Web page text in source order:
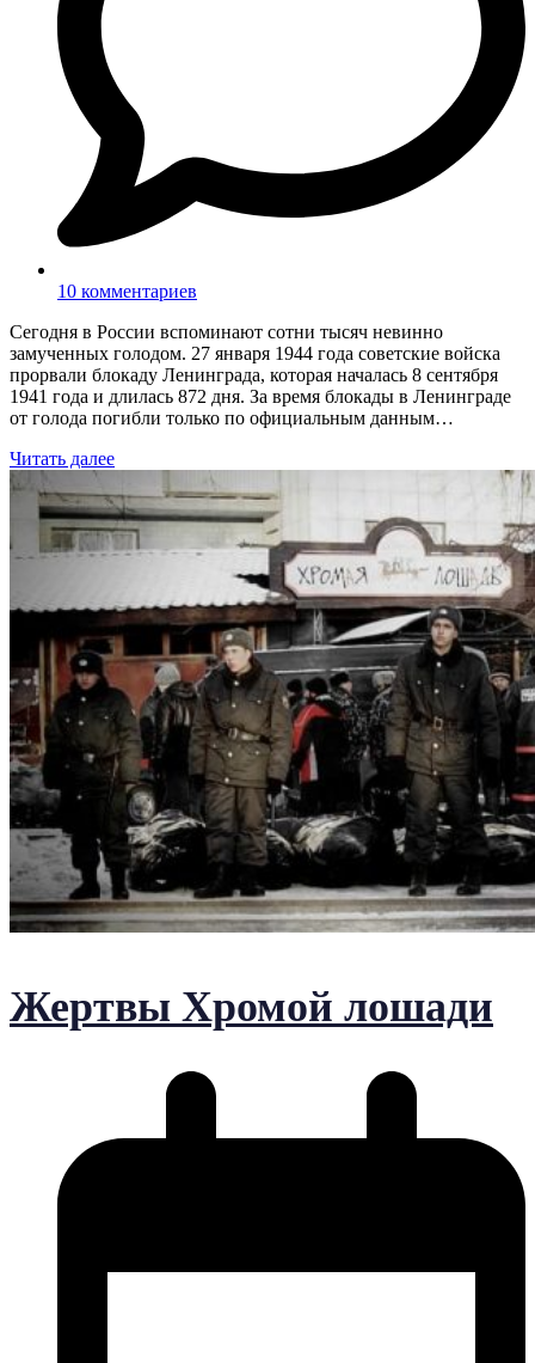
10 комментариев
Сегодня в России вспоминают сотни тысяч невинно
замученных голодом. 27 января 1944 года советские войска
прорвали блокаду Ленинграда, которая началась 8 сентября
1941 года и длилась 872 дня. За время блокады в Ленинграде
от голода погибли только по официальным данным…
Читать далее
Жертвы Хромой лошади